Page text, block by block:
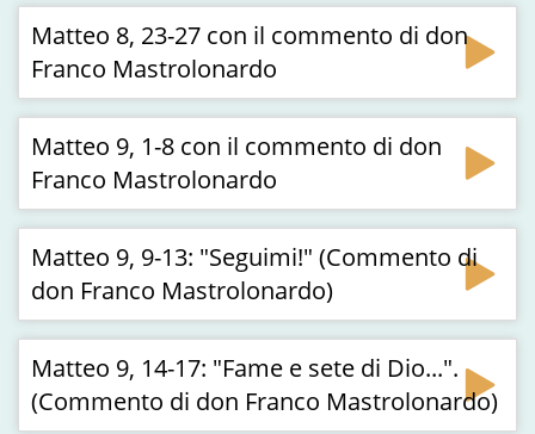
Matteo 8, 23-27 con il commento di don
Franco Mastrolonardo
Matteo 9, 1-8 con il commento di don
Franco Mastrolonardo
Matteo 9, 9-13: "Seguimi!" (Commento di
don Franco Mastrolonardo)
Matteo 9, 14-17: "Fame e sete di Dio...".
(Commento di don Franco Mastrolonardo)